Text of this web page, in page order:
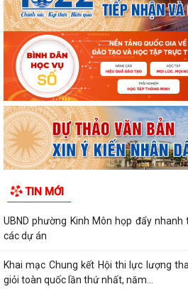
TIN MỚI
UBND phường Kinh Môn họp đẩy
các dự án
Khai mạc Chung kết Hội thi lực lượng
giỏi toàn quốc lần thứ nhất, năm...